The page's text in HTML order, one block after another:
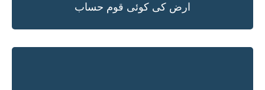
ارض کی کوئی قوم حساب